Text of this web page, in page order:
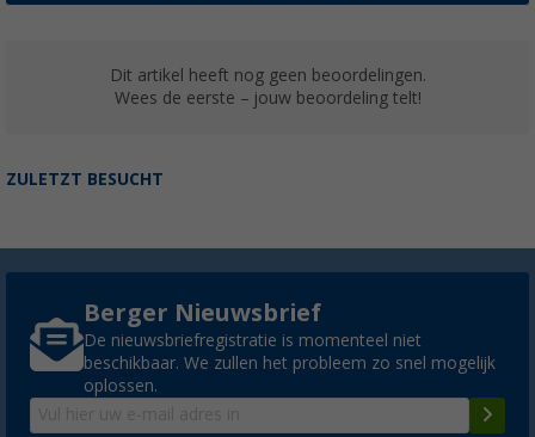
Dit artikel heeft nog geen beoordelingen.
Wees de eerste – jouw beoordeling telt!
ZULETZT BESUCHT
Berger Nieuwsbrief
De nieuwsbriefregistratie is momenteel niet
beschikbaar. We zullen het probleem zo snel mogelijk
oplossen.